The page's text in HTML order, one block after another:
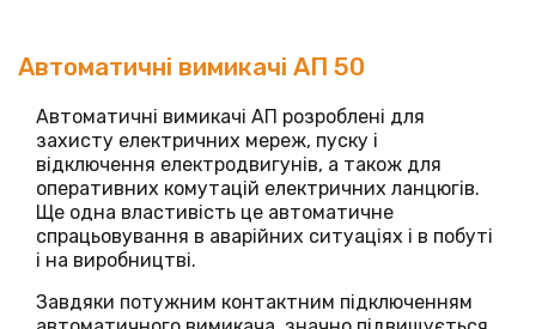
Автоматичні вимикачі АП 50
Автоматичні вимикачі АП розроблені для
захисту електричних мереж, пуску і
відключення електродвигунів, а також для
оперативних комутацій електричних ланцюгів.
Ще одна властивість це автоматичне
спрацьовування в аварійних ситуаціях і в побуті
і на виробництві.
Завдяки потужним контактним підключенням